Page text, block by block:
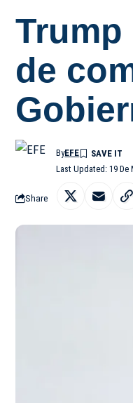
de
Last Updated: 19 De
ByEFE
Share